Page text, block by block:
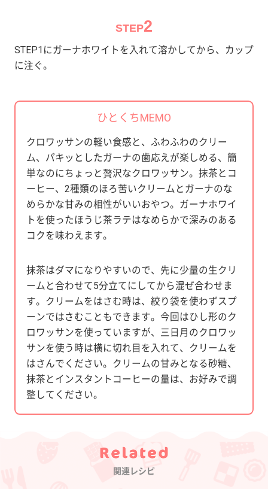
STEP2
STEP1にガーナホワイトを入れて溶かしてから、カップ
に注ぐ。
ひとくちMEMO
クロワッサンの軽い食感と、ふわふわのクリー
ム、パキッとしたガーナの歯応えが楽しめる、簡
単なのにちょっと贅沢なクロワッサン。抹茶とコ
ーヒー、2種類のほろ苦いクリームとガーナのな
めらかな甘みの相性がいいおやつ。ガーナホワイ
トを使ったほうじ茶ラテはなめらかで深みのある
コクを味わえます。
抹茶はダマになりやすいので、先に少量の生クリ
ームと合わせて5分立てにしてから混ぜ合わせま
す。クリームをはさむ時は、絞り袋を使わずスプ
ーンではさむこともできます。今回はひし形のク
ロワッサンを使っていますが、三日月のクロワッ
サンを使う時は横に切れ目を入れて、クリームを
はさんでください。クリームの甘みとなる砂糖、
抹茶とインスタントコーヒーの量は、お好みで調
整してください。
Category
関連レシピ